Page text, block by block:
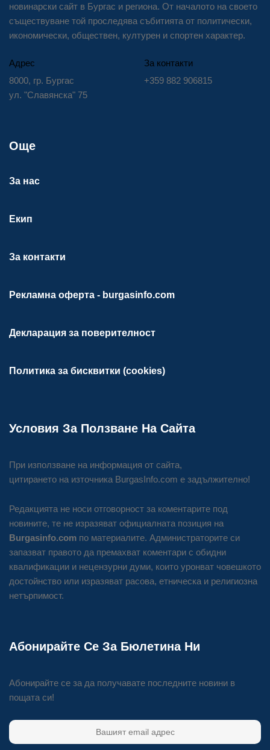
новинарски сайт в Бургас и региона. От началото на своето
съществуване той проследява събитията от политически,
икономически, обществен, културен и спортен характер.
Адрес
8000, гр. Бургас
ул. "Славянска" 75
За контакти
+359 882 906815
Още
За нас
Екип
За контакти
Рекламна оферта - burgasinfo.com
Декларация за поверителност
Политика за бисквитки (cookies)
Условия За Ползване На Сайта
При използване на информация от сайта,
цитирането на източника BurgasInfo.com е задължително!
Редакцията не носи отговорност за коментарите под
новините, те не изразяват официалната позиция на
Burgasinfo.com по материалите. Администраторите си
запазват правото да премахват коментари с обидни
квалификации и нецензурни думи, които уронват човешкото
достойнство или изразяват расова, етническа и религиозна
нетърпимост.
Абонирайте Се За Бюлетина Ни
Абонирайте се за да получавате последните новини в
пощата си!